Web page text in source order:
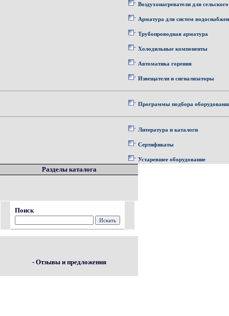
Воздухонагреватели для
Арматура для систем
Трубопроводная арматура
Холодильные компоненты
Автоматика горения
Извещатели и сигнализаторы
Программы подбора
Литература и каталоги
Сертификаты
Устаревшее оборудование
Разделы каталога
Поиск
- Отзывы и предложения